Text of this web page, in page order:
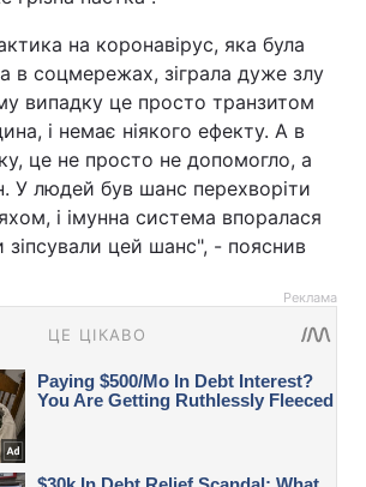
на коронавірус, яка була
в соцмережах, зіграла дуже злу
випадку це просто транзитом
і немає ніякого ефекту. А в
це не просто не допомогло, а
У людей був шанс перехворіти
і імунна система впоралася
зіпсували цей шанс", - пояснив
Реклама